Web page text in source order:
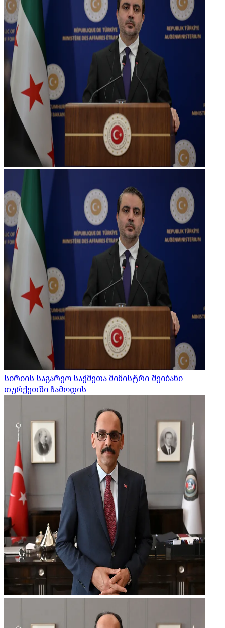
სირიის საგარეო საქმეთა მინისტრი შეიბანი
თურქეთში ჩამოდის